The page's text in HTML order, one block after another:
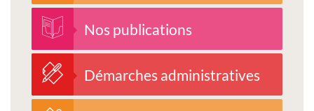
Nos publications
Démarches administratives